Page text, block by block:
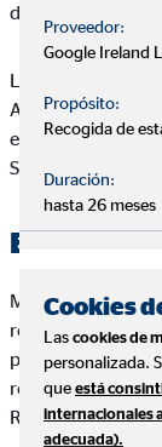
del Web de
Las condiciones y
Aviso Legal
estos términos
Santos Ramírez.
Exclusión
Manuel Jesús
responsabilidad
por daños
resultar del uso o
Ramírez.
Proveedor:
Google Ireland
Propósito:
Recogida de
Duración:
hasta 26 meses
Cookies
Las cookies de
personalizada.
que está
internacionales
adecuada).